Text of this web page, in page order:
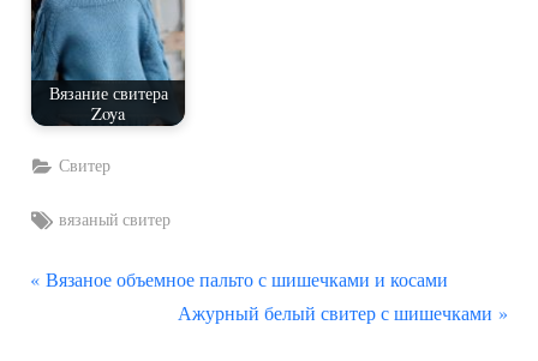
Вязание свитера
Zoya
Свитер
Tags:
вязаный свитер
Навигация
П
Вязаное объемное пальто с шишечками и косами
С
Ажурный белый свитер с шишечками